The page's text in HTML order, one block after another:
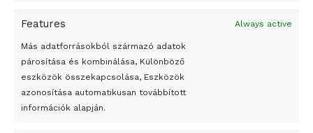
Features Always active
Más adatforrásokból származó adatok
párosítása és kombinálása, Különböző
eszközök összekapcsolása, Eszközök
azonosítása automatikusan továbbított
információk alapján.
Peking – A visegrádi országok zsidó kulturális örökségét
bemutató fotókiállítás nyílt
Megveszi az osztrák Wienerberger az amerikai Meridian
Bricket
A Startup Campus egyetemi programjainak legjobbjai az